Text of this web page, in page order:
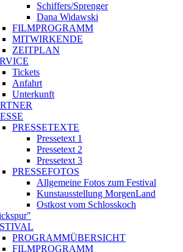
Schiffers/Sprenger
Dana Widawski
FILMPROGRAMM
MITWIRKENDE
ZEITPLAN
Tickets
Anfahrt
Unterkunft
PRESSETEXTE
Pressetext 1
Pressetext 2
Pressetext 3
PRESSEFOTOS
Allgemeine Fotos zum Festival
Kunstausstellung MorgenLand
Ostkost vom Schlosskoch
PROGRAMMÜBERSICHT
FILMPROGRAMM